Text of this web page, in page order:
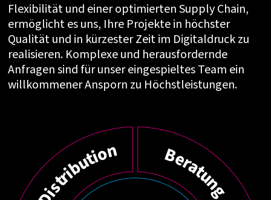
Flexibilität und einer optimierten Supply Chain,
ermöglicht es uns, Ihre Projekte in höchster
Qualität und in kürzester Zeit im Digitaldruck zu
realisieren. Komplexe und herausfordernde
Anfragen sind für unser eingespieltes Team ein
willkommener Ansporn zu Höchstleistungen.
B
e
r
a
t
u
n
g
i
s
t
r
i
b
u
t
i
o
n